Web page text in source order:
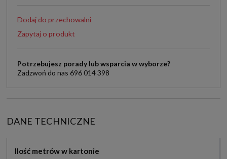
Dodaj do przechowalni
Zapytaj o produkt
Potrzebujesz porady lub wsparcia w wyborze?
Zadzwoń do nas 696 014 398
DANE TECHNICZNE
Ilość metrów w kartonie